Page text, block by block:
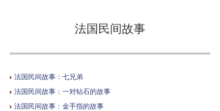
法国民间故事
法国民间故事：七兄弟
法国民间故事：一对钻石的故事
法国民间故事：金手指的故事